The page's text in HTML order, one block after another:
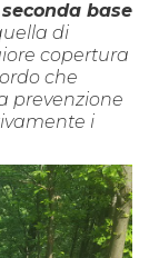
base
di
copertura
che
prevenzione
i